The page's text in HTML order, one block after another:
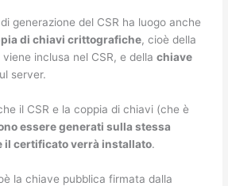
generazione del CSR ha luogo anche
di chiavi crittografiche, cioè della
viene inclusa nel CSR, e dellachiave
server.
il CSR e la coppia di chiavi (che è
essere generati sulla stessa
il certificato verrà installato.
la chiave pubblica firmata dalla